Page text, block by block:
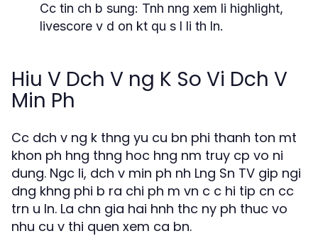
Cc tin ch b sung: Tnh nng xem li highlight,
livescore v d on kt qu s l li th ln.
Hiu V Dch V ng K So Vi Dch V
Min Ph
Cc dch v ng k thng yu cu bn phi thanh ton mt
khon ph hng thng hoc hng nm truy cp vo ni
dung. Ngc li, dch v min ph nh Lng Sn TV gip ngi
dng khng phi b ra chi ph m vn c c hi tip cn cc
trn u ln. La chn gia hai hnh thc ny ph thuc vo
nhu cu v thi quen xem ca bn.